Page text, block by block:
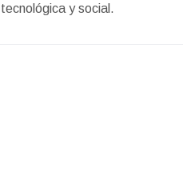
tecnológica y social.